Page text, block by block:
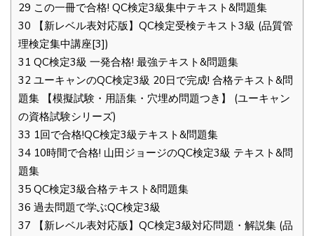
29 この一冊で合格! QC検定3級集中テキスト&問題集
30 【新レベル表対応版】QC検定受検テキスト3級 (品質管
理検定集中講座[3])
31 QC検定3級 一発合格! 最強テキスト&問題集
32 ユーキャンのQC検定3級 20日で完成! 合格テキスト&問
題集 【模擬試験・用語集・穴埋め問題つき】 (ユーキャン
の資格試験シリーズ)
33 1回で合格!QC検定3級テキスト&問題集
34 10時間で合格! 山田ジョージのQC検定3級 テキスト&問
題集
35 QC検定3級合格テキスト&問題集
36 過去問題で学ぶQC検定3級
37 【新レベル表対応版】QC検定3級対応問題・解説集 (品